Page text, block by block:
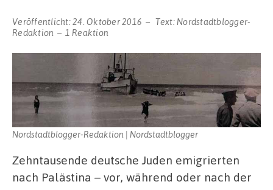
Veröffentlicht:24. Oktober 2016 Text: Nordstadtblogger-
Redaktion
1 Reaktion
Nordstadtblogger-Redaktion | Nordstadtblogger
Zehntausende deutsche Juden emigrierten
nach Palästina – vor, während oder nach der